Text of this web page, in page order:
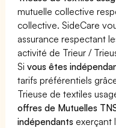
mutuelle collective
collective. SideCare
assurance respectant
activité de Trieur /
Sivous êtes
tarifs préférentiels
Trieuse de textiles
offres de Mutuelles
indépendants exerçant